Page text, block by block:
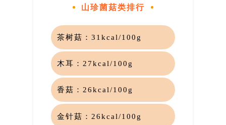
山珍菌菇类排行
茶树菇： 31kcal/100g
木耳： 27kcal/100g
香菇： 26kcal/100g
金针菇： 26kcal/100g